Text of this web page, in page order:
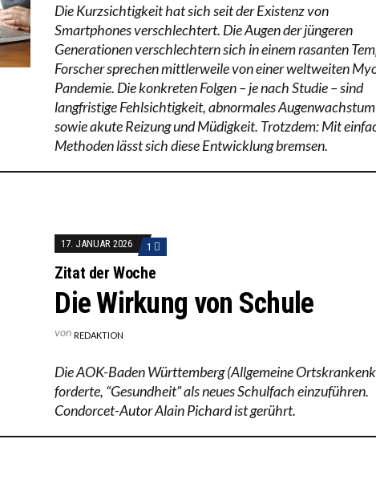
Die Kurzsichtigkeit hat sich seit der Existenz von
Smartphones verschlechtert. Die Augen der jüngeren
Generationen verschlechtern sich in einem rasanten
Forscher sprechen mittlerweile von einer weltweiten
Pandemie. Die konkreten Folgen – je nach Studie – sind
langfristige Fehlsichtigkeit, abnormales Augenwachstum
sowie akute Reizung und Müdigkeit. Trotzdem: Mit
Methoden lässt sich diese Entwicklung bremsen.
17. JANUAR 2026 1
Zitat der Woche
Die Wirkung von Schule
von REDAKTION
Die AOK-Baden Württemberg (Allgemeine
forderte, “Gesundheit” als neues Schulfach einzuführen.
Condorcet-Autor Alain Pichard ist gerührt.